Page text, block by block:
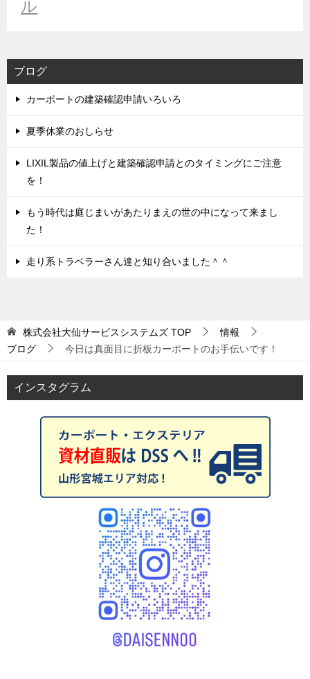
ル
ブログ
カーポートの建築確認申請いろいろ
夏季休業のおしらせ
LIXIL製品の値上げと建築確認申請とのタイミングにご注意
を！
もう時代は庭じまいがあたりまえの世の中になって来まし
た！
走り系トラベラーさん達と知り合いました＾＾
株式会社大仙サービスシステムズ TOP
情報
ブログ
今日は真面目に折板カーポートのお手伝いです！
インスタグラム